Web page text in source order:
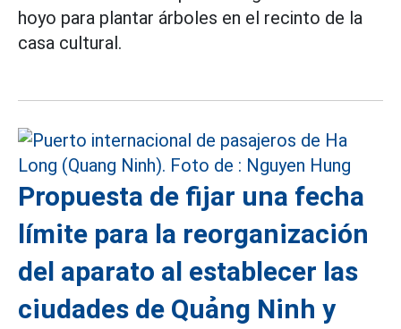
hoyo para plantar árboles en el recinto de la
casa cultural.
Propuesta de fijar una fecha
límite para la reorganización
del aparato al establecer las
ciudades de Quảng Ninh y